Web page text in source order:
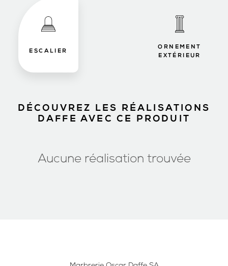
ESCALIER
ORNEMENT
EXTÉRIEUR
DÉCOUVREZ LES RÉALISATIONS
DAFFE AVEC CE PRODUIT
Aucune réalisation trouvée